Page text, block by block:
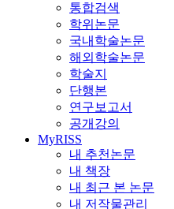
통합검색
학위논문
국내학술논문
해외학술논문
학술지
단행본
연구보고서
공개강의
MyRISS
내 추천논문
내 책장
내 최근 본 논문
내 저작물관리